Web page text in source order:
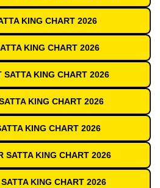
KING CHART 2026
KING CHART 2026
SATTA KING CHART 2026
KING CHART 2026
KING CHART 2026
SATTA KING CHART 2026
KING CHART 2026